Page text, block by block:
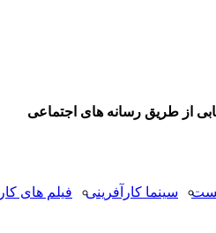
سینما کارآفرینی فیلم های